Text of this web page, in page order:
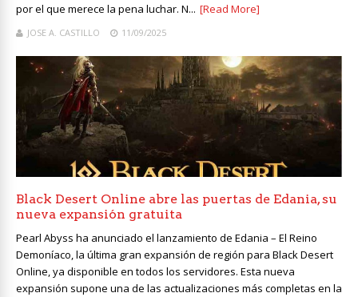
por el que merece la pena luchar. N... [Read More]
JOSE A. CASTILLO 11/09/2025
Black Desert Online abre las puertas de Edania, su
nueva expansión gratuita
Pearl Abyss ha anunciado el lanzamiento de Edania – El Reino
Demoníaco, la última gran expansión de región para Black Desert
Online, ya disponible en todos los servidores. Esta nueva
expansión supone una de las actualizaciones más completas en la